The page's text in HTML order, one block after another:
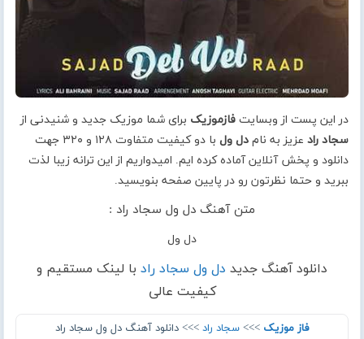
در این پست از وبسایتفازموزیک برای شما موزیک جدید و شنیدنی از
سجاد راد عزیز به نامدل ول
با دو کیفیت متفاوت ۱۲۸ و ۳۲۰ جهت
دانلود و پخش آنلاین آماده کرده ایم. امیدواریم از این ترانه زیبا لذت
ببرید و حتما نظرتون رو در پایین صفحه بنویسید.
متن آهنگ دل ول سجاد راد :
دل ول
دانلود آهنگ جدید دل ول سجاد راد با لینک مستقیم و
کیفیت عالی
فاز موزیک >>>سجاد راد >>> دانلود آهنگ دل ول سجاد راد